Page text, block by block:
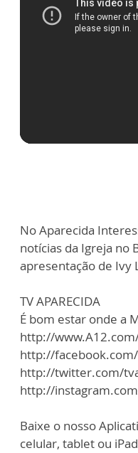
No Aparecida
notícias da Igreja no
apresentação de Ivy
TV APARECIDA
É bom estar onde a
http://
http://
http://twitter.com/
http://
Baixe o nosso
celular, tablet ou